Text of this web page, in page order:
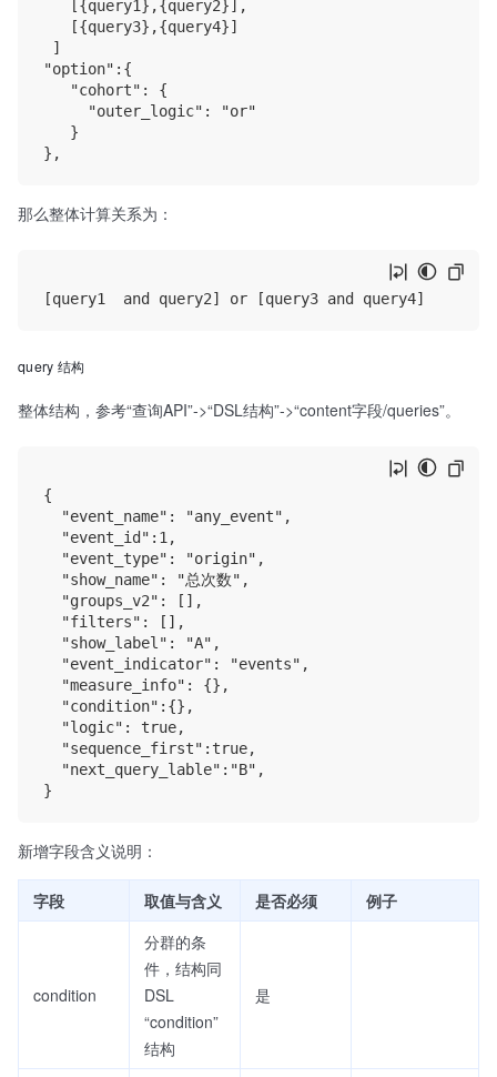
   [{query1},{query2}],
   [{query3},{query4}]
]
"option":{
   "cohort": {
     "outer_logic": "or"
   }
那么整体计算关系为：
query 结构
整体结构，参考“查询API”->“DSL结构”->“content字段/queries”。
{
  "event_name": "any_event",
  "event_id":1,
  "event_type": "origin",
  "show_name": "总次数",
  "groups_v2": [],
  "filters": [],
  "show_label": "A",
  "event_indicator": "events",
  "measure_info": {},
  "condition":{},
  "logic": true,
  "sequence_first":true,
  "next_query_lable":"B",
新增字段含义说明：
字段 取值与含义 是否必须 例子
condition
分群的条
件，结构同
DSL
“condition”
结构
是